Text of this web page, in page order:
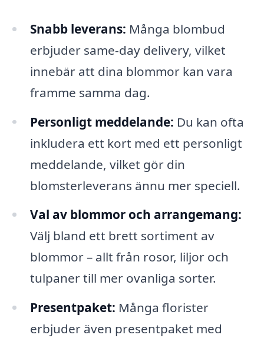
Snabb leverans: Många blombud
erbjuder same-day delivery, vilket
innebär att dina blommor kan vara
framme samma dag.
Personligt meddelande: Du kan ofta
inkludera ett kort med ett personligt
meddelande, vilket gör din
blomsterleverans ännu mer speciell.
Val av blommor och arrangemang:
Välj bland ett brett sortiment av
blommor – allt från rosor, liljor och
tulpaner till mer ovanliga sorter.
Presentpaket: Många florister
erbjuder även presentpaket med